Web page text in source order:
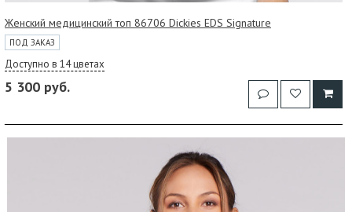
Женский медицинский топ 86706 Dickies EDS Signature
ПОД ЗАКАЗ
Доступно в 14 цветах
5 300 руб.